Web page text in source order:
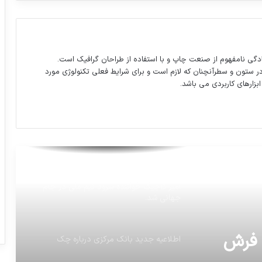
نامفهوم از صنعت چاپ و با استفاده از طراحان گرافیک است.
ستون و سطرآنچنان که لازم است و برای شرایط فعلی تکنولوژی مورد
کاربردی می باشد.
فرش
طرح غربالگری شنوایی کودکان 3 تا 5 سال
تصویری از حضور رهبر انقلاب در منزل شهید
تصاویری از دوران سربازی شهید محسن